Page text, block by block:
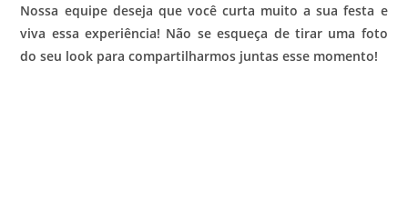
Nossa equipe deseja que você curta muito a sua festa e
viva essa experiência! Não se esqueça de tirar uma foto
do seu look para compartilharmos juntas esse momento!